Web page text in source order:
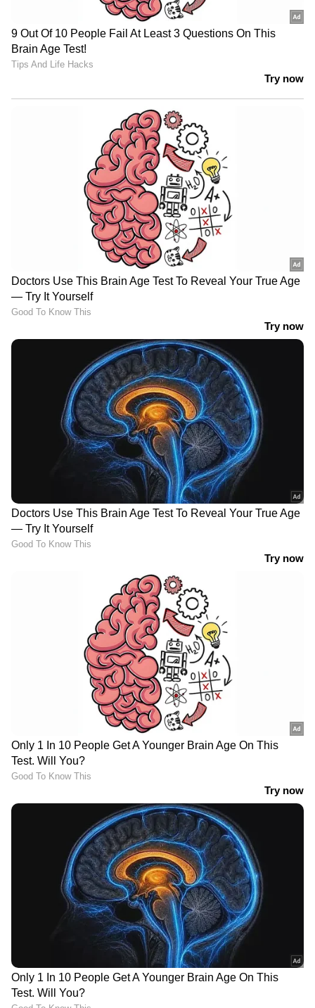
സമൂഹങ്ങളിലാണ് പ്രധാനമായും ഇത്
കണ്ടുവരുന്നത്. ലോകാരോഗ്യ സംഘടന
ഇതിനെ കടുത്ത മനുഷ്യാവകാശ
ലംഘനമായാണ് കാണുന്നത്.
കോടിയിലധികം സ്ത്രീകള്‍ ഈ ക്രൂരതയ്ക്ക്
ഇരയായിട്ടുണ്ടെന്നാണ് കണക്ക്.
ലാറ്റിനമേരിക്കയില്‍ ഈ ആചാരം പൂര്‍ണ്ണമായും
ഇല്ലാതായി എന്നാണ് അടുത്തകാലം വരെ
കരുതിയിരുന്നത്. എന്നാല്‍ 2007-ല്‍
കൊളംബിയയില്‍ ഈ പ്രക്രിയയ്ക്ക് ഇരയായ
രണ്ട് പെണ്‍കുട്ടികള്‍ അണുബാധ മൂലം
മരണപ്പെട്ടു. ഇതോടെയാണ് ക്രൂരത തിരിച്ചുവന്ന
വിവരം ലോകമറിഞ്ഞത്. തുടര്‍ന്ന് രണ്ട്
സാമൂഹ്യപ്രവര്‍ത്തകരും ഇതിനെതിരായ
പോരാട്ടത്തിലാണ്.